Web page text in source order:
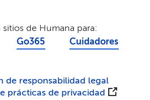
sitios de Humana para:​​
Go365​​ Cuidadores​​
de responsabilidad legal​​
prácticas de privacidad​​